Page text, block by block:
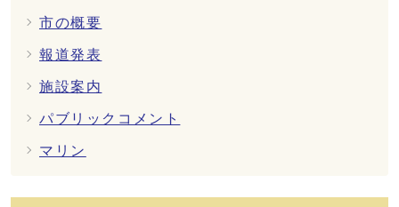
市の概要
報道発表
施設案内
パブリックコメント
マリン